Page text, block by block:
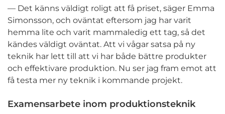
— Det känns väldigt roligt att få priset, säger Emma
Simonsson, och oväntat eftersom jag har varit
hemma lite och varit mammaledig ett tag, så det
kändes väldigt oväntat. Att vi vågar satsa på ny
teknik har lett till att vi har både bättre produkter
och effektivare produktion. Nu ser jag fram emot att
få testa mer ny teknik i kommande projekt.
Examensarbete inom produktionsteknik